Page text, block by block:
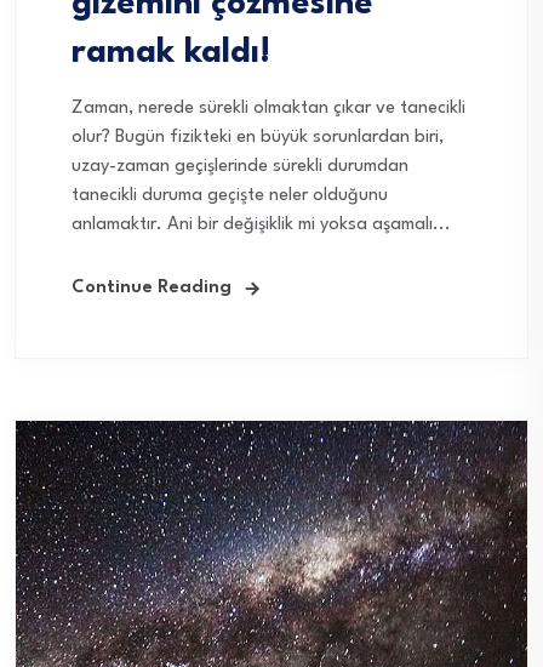
ramak kaldı!
Zaman, nerede sürekli olmaktan çıkar ve tanecikli
olur? Bugün fizikteki en büyük sorunlardan biri,
uzay-zaman geçişlerinde sürekli durumdan
tanecikli duruma geçişte neler olduğunu
anlamaktır. Ani bir değişiklik mi yoksa aşamalı...
Continue Reading